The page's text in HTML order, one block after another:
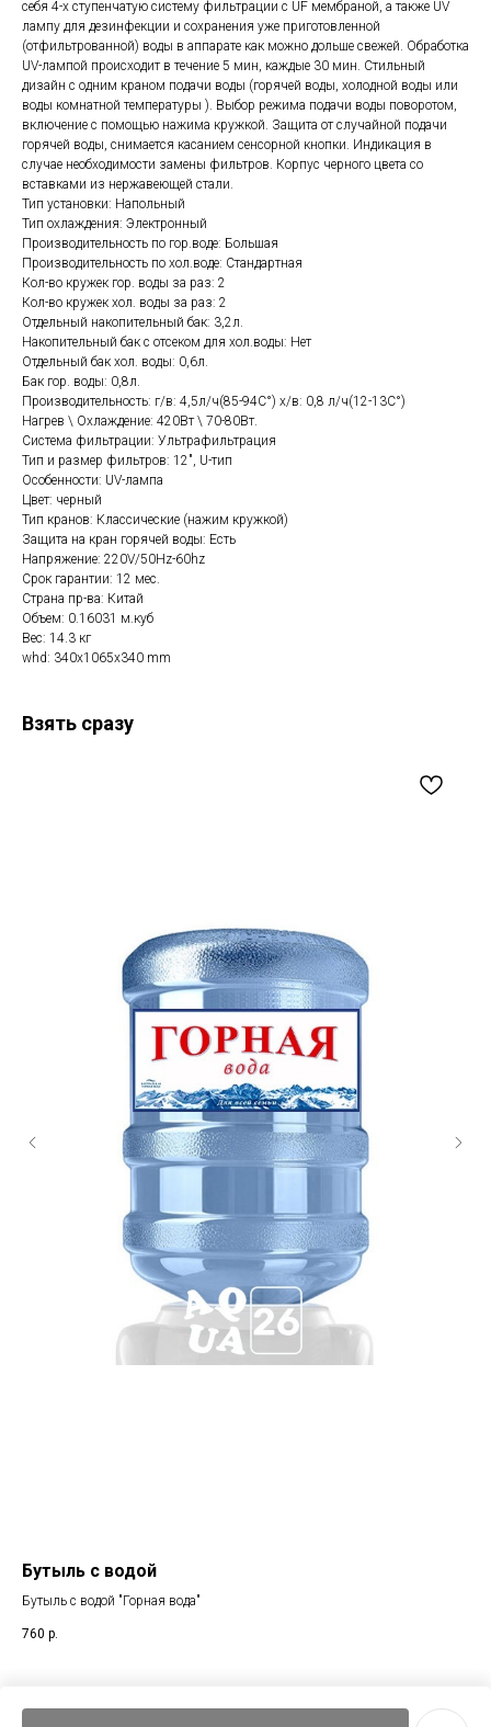
себя 4-х ступенчатую систему фильтрации с UF мембраной, а также UV
лампу для дезинфекции и сохранения уже приготовленной
(отфильтрованной) воды в аппарате как можно дольше свежей. Обработка
UV-лампой происходит в течение 5 мин, каждые 30 мин. Стильный
дизайн с одним краном подачи воды (горячей воды, холодной воды или
воды комнатной температуры ). Выбор режима подачи воды поворотом,
включение с помощью нажима кружкой. Защита от случайной подачи
горячей воды, снимается касанием сенсорной кнопки. Индикация в
случае необходимости замены фильтров. Корпус черного цвета со
вставками из нержавеющей стали.
Тип установки: Напольный
Тип охлаждения: Электронный
Производительность по гор.воде: Большая
Производительность по хол.воде: Стандартная
Кол-во кружек гор. воды за раз: 2
Кол-во кружек хол. воды за раз: 2
Отдельный накопительный бак: 3,2л.
Накопительный бак с отсеком для хол.воды: Нет
Отдельный бак хол. воды: 0,6л.
Бак гор. воды: 0,8л.
Производительность: г/в: 4,5л/ч(85-94C°) х/в: 0,8 л/ч(12-13C°)
Нагрев \ Охлаждение: 420Вт \ 70-80Вт.
Система фильтрации: Ультрафильтрация
Тип и размер фильтров: 12", U-тип
Особенности: UV-лампа
Цвет: черный
Тип кранов: Классические (нажим кружкой)
Защита на кран горячей воды: Есть
Напряжение: 220V/50Hz-60hz
Срок гарантии: 12 мес.
Страна пр-ва: Китай
Объем: 0.16031 м.куб
Вес: 14.3 кг
whd: 340x1065x340 mm
Взять сразу
Бутыль с водой
Бутыль с водой "Горная вода"
760 р.